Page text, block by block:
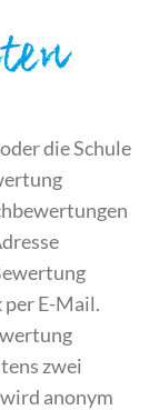
die Schule
E-Mail.
zwei
anonym